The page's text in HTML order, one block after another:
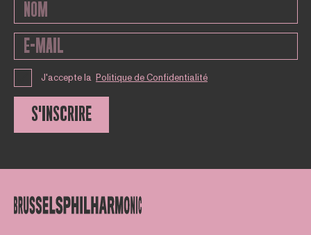
J'accepte la Politique de Confidentialité
S'INSCRIRE